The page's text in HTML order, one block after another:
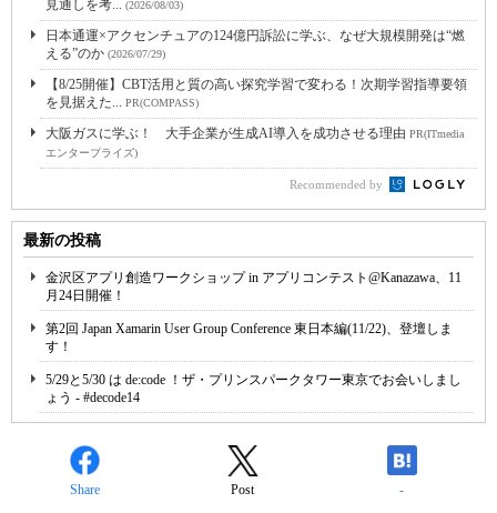
見通しを考... (2026/08/03)
日本通運×アクセンチュアの124億円訴訟に学ぶ、なぜ大規模開発は“燃
える”のか (2026/07/29)
【8/25開催】CBT活用と質の高い探究学習で変わる！次期学習指導要領
を見据えた... PR(COMPASS)
大阪ガスに学ぶ！ 大手企業が生成AI導入を成功させる理由 PR(ITmedia
エンタープライズ)
Recommended by
最新の投稿
金沢区アプリ創造ワークショップ in アプリコンテスト@Kanazawa、11
月24日開催！
第2回 Japan Xamarin User Group Conference 東日本編(11/22)、登壇しま
す！
5/29と5/30 は de:code ！ザ・プリンスパークタワー東京でお会いしまし
ょう - #decode14
Share Post -